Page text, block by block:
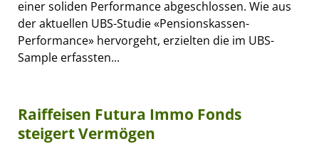
einer soliden Performance abgeschlossen. Wie aus
der aktuellen UBS-Studie «Pensionskassen-
Performance» hervorgeht, erzielten die im UBS-
Sample erfassten...
Raiffeisen Futura Immo Fonds
steigert Vermögen